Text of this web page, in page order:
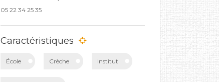
05 22 34 25 35
Caractéristiques
École Crèche Institut